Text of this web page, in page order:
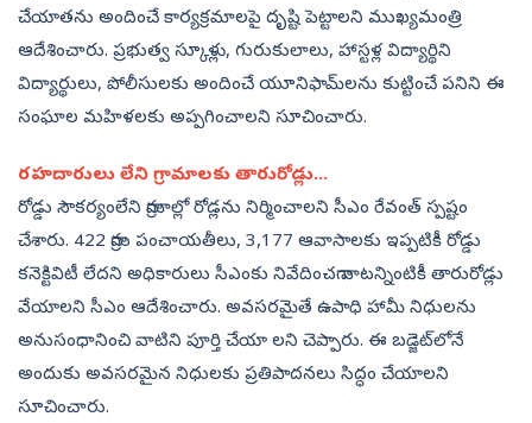
చేయాతను అందించే కార్యక్రమాలపై దృష్టి పెట్టాలని ముఖ్యమంత్రి
ఆదేశించారు. ప్రభుత్వ స్కూళ్లు, గురుకులాలు, హాస్టళ్ల విద్యార్థిని
విద్యార్థులు, పోలీసులకు అందించే యూనిఫామ్‌లను కుట్టించే పనిని ఈ
సంఘాల మహిళలకు అప్పగించాలని సూచించారు.
రహదారులు లేని గ్రామాలకు తారురోడ్లు...
రోడ్డు సౌకర్యంలేని గ్రామాల్లో రోడ్లను నిర్మించాలని సీఎం రేవంత్‌ స్పష్టం
చేశారు. 422 గ్రామ పంచాయతీలు, 3,177 ఆవాసాలకు ఇప్పటికీ రోడ్డు
కనెక్టివిటీ లేదని అధికారులు సీఎంకు నివేదించగా వాటన్నింటికీ తారురోడ్లు
వేయాలని సీఎం ఆదేశించారు. అవసరమైతే ఉపాధి హామీ నిధులను
అనుసంధానించి వాటిని పూర్తి చేయా లని చెప్పారు. ఈ బడ్జెట్‌లోనే
అందుకు అవసరమైన నిధులకు ప్రతిపాదనలు సిద్ధం చేయాలని
సూచించారు.